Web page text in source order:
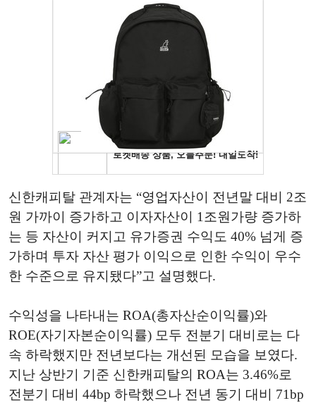
신한캐피탈 관계자는 “영업자산이 전년말 대비 2조
원 가까이 증가하고 이자자산이 1조원가량 증가하
는 등 자산이 커지고 유가증권 수익도 40% 넘게 증
가하며 투자 자산 평가 이익으로 인한 수익이 우수
한 수준으로 유지됐다”고 설명했다.
수익성을 나타내는 ROA(총자산순이익률)와
ROE(자기자본순이익률) 모두 전분기 대비로는 다
속 하락했지만 전년보다는 개선된 모습을 보였다.
지난 상반기 기준 신한캐피탈의 ROA는 3.46%로
전분기 대비 44bp 하락했으나 전년 동기 대비 71bp